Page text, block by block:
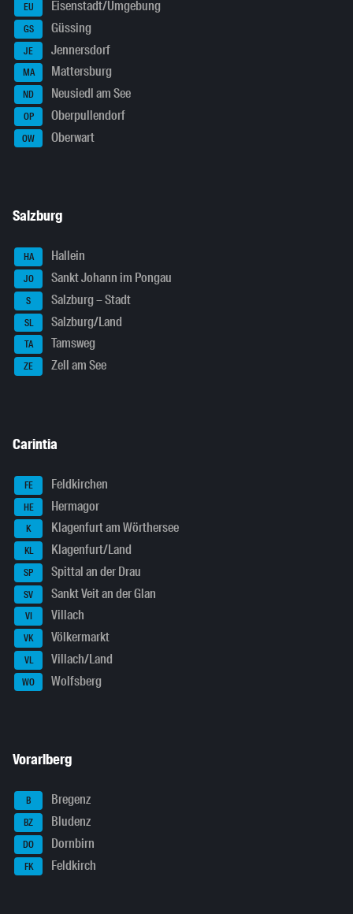
EU Eisenstadt/Umgebung
GS Güssing
JE Jennersdorf
MA Mattersburg
ND Neusiedl am See
OP Oberpullendorf
OW Oberwart
Salzburg
HA Hallein
JO Sankt Johann im Pongau
S Salzburg – Stadt
SL Salzburg/Land
TA Tamsweg
ZE Zell am See
Carintia
FE Feldkirchen
HE Hermagor
K Klagenfurt am Wörthersee
KL Klagenfurt/Land
SP Spittal an der Drau
SV Sankt Veit an der Glan
VI Villach
VK Völkermarkt
VL Villach/Land
WO Wolfsberg
Vorarlberg
B Bregenz
BZ Bludenz
DO Dornbirn
FK Feldkirch